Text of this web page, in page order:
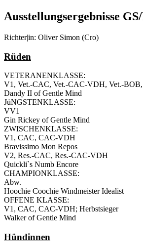
Ausstellungsergebnisse
Richter|in: Oliver Simon (Cro)
Rüden
VETERANENKLASSE:
V1, Vet.-CAC, Vet.-CAC-VDH, Vet.-BOB,
Dandy II of Gentle Mind
JüNGSTENKLASSE:
VV1
Gin Rickey of Gentle Mind
ZWISCHENKLASSE:
V1, CAC, CAC-VDH
Bravissimo Mon Repos
V2, Res.-CAC, Res.-CAC-VDH
Quickli`s Numb Encore
CHAMPIONKLASSE:
Abw.
Hoochie Coochie Windmeister Idealist
OFFENE KLASSE:
V1, CAC, CAC-VDH; Herbstsieger
Walker of Gentle Mind
Hündinnen